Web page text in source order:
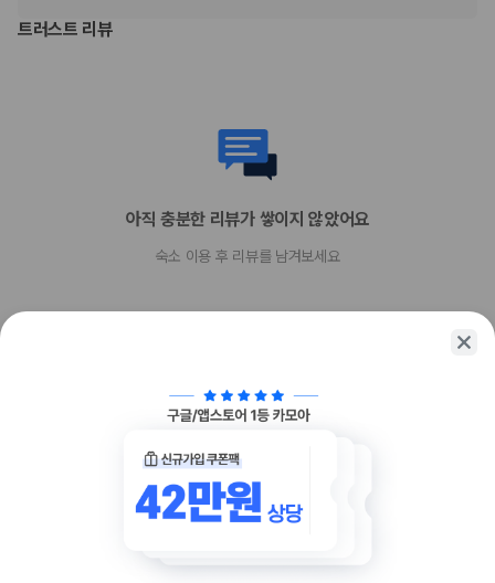
늦은 체크아웃 요금: PHP 250(객실 이용 상황에 따라 다름)
장애인 안내 동물 동반 불가
트러스트 리뷰
아직 충분한 리뷰가 쌓이지 않았어요
숙소 이용 후 리뷰를 남겨보세요
함께 가는 친구에게 정보를 공유해보세요
카카오톡 링크복사